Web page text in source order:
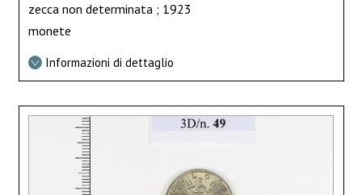
zecca non determinata ; 1923
monete
Informazioni di dettaglio